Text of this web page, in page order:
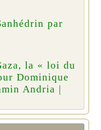
par
la « loi du
Dominique
Andria |